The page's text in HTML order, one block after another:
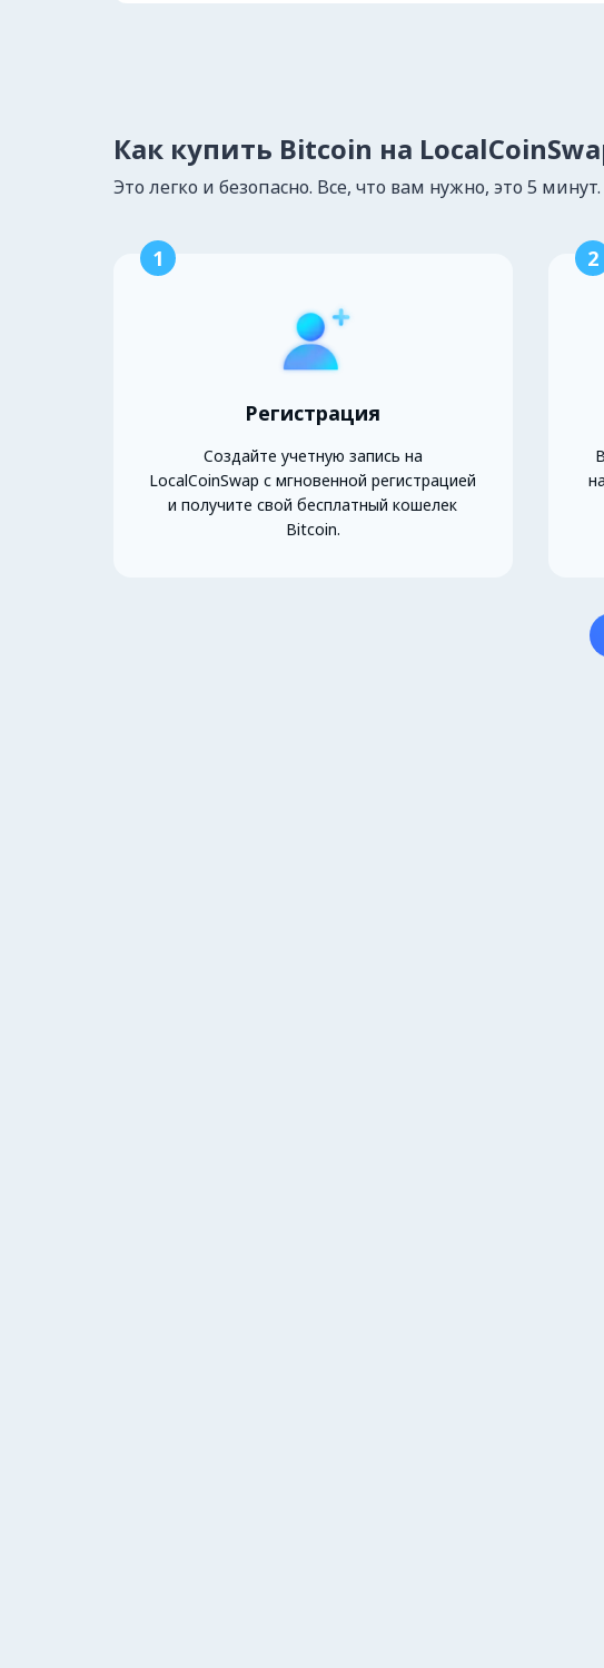
Как купить Bitcoin на
Это легко и безопасно. Все, что вам нужно, это 5 минут.
1
Регистрация
Создайте учетную запись на
LocalCoinSwap с мгновенной регистрацией
и получите свой бесплатный кошелек
Bitcoin.
2